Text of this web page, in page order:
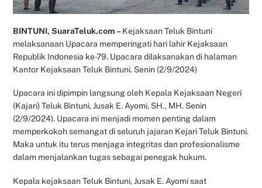
BINTUNI, SuaraTeluk.com –Kejaksaan Teluk Bintuni
melaksanaan Upacara memperingati hari lahir Kejaksaan
Republik Indonesia ke-79. Upacara dilaksanakan di halaman
Kantor Kejaksaan Teluk Bintuni. Senin (2/9/2024)
Upacara ini dipimpin langsung oleh Kepala Kejaksaan Negeri
(Kajari) Teluk Bintuni, Jusak E. Ayomi, SH., MH. Senin
(2/9/2024). Upacara ini menjadi momen penting dalam
memperkokoh semangat di seluruh jajaran Kejari Teluk Bintuni.
Maka untuk itu terus menjaga integritas dan profesionalisme
dalam menjalankan tugas sebagai penegak hukum.
Kepala kejaksaan Teluk Bintuni, Jusak E. Ayomi saat